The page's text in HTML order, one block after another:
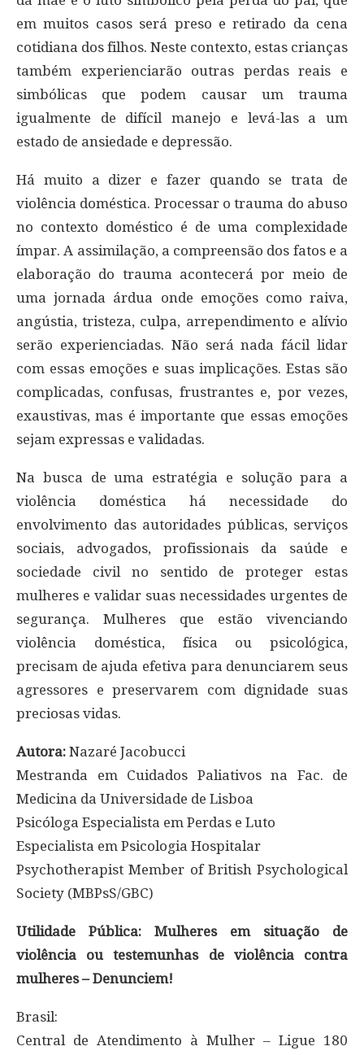
em muitos casos será preso e retirado da cena
cotidiana dos filhos. Neste contexto, estas crianças
também experienciarão outras perdas reais e
simbólicas que podem causar um trauma
igualmente de difícil manejo e levá-las a um
estado de ansiedade e depressão.
Há muito a dizer e fazer quando se trata de
violência doméstica. Processar o trauma do abuso
no contexto doméstico é de uma complexidade
ímpar. A assimilação, a compreensão dos fatos e a
elaboração do trauma acontecerá por meio de
uma jornada árdua onde emoções como raiva,
angústia, tristeza, culpa, arrependimento e alívio
serão experienciadas. Não será nada fácil lidar
com essas emoções e suas implicações. Estas são
complicadas, confusas, frustrantes e, por vezes,
exaustivas, mas é importante que essas emoções
sejam expressas e validadas.
Na busca de uma estratégia e solução para a
violência doméstica há necessidade do
envolvimento das autoridades públicas, serviços
sociais, advogados, profissionais da saúde e
sociedade civil no sentido de proteger estas
mulheres e validar suas necessidades urgentes de
segurança. Mulheres que estão vivenciando
violência doméstica, física ou psicológica,
precisam de ajuda efetiva para denunciarem seus
agressores e preservarem com dignidade suas
preciosas vidas.
Autora: Nazaré Jacobucci
Mestranda em Cuidados Paliativos na Fac. de
Medicina da Universidade de Lisboa
Psicóloga Especialista em Perdas e Luto
Especialista em Psicologia Hospitalar
Psychotherapist Member of British Psychological
Society (MBPsS/GBC)
Utilidade Pública: Mulheres em situação de
violência ou testemunhas de violência contra
mulheres – Denunciem!
Brasil:
Central de Atendimento à Mulher – Ligue 180